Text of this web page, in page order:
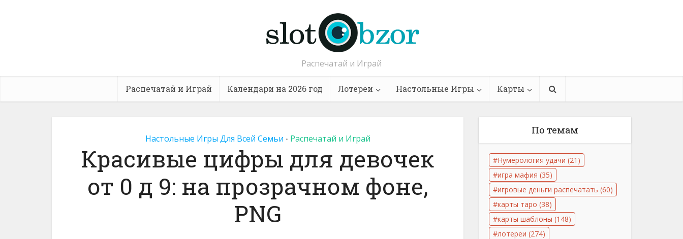
Распечатай и Играй
Распечатай и Играй Календари на 2026 год Лотереи Настольные Игры Карты
Настольные Игры Для Всей Семьи • Распечатай и Играй
Красивые цифры для девочек
от 0 д 9: на прозрачном фоне,
PNG
По темам
Нумерология удачи (21)
игра мафия (35)
игровые деньги распечатать (60)
карты таро (38)
карты шаблоны (148)
лотереи (274)